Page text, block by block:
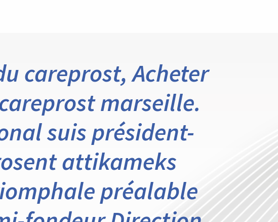
careprost, Acheter
marseille.
suis président-
attikameks
préalable